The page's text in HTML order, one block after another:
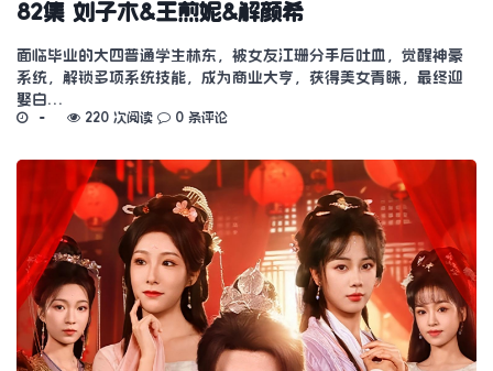
82集 刘子木&王煎妮&解颜希
面临毕业的大四普通学生林东，被女友江珊分手后吐血，觉醒神豪
系统，解锁多项系统技能，成为商业大亨，获得美女青睐，最终迎
娶白…
220 次阅读 0 条评论